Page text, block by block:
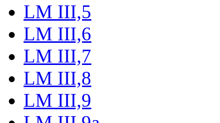
LM III,5
LM III,6
LM III,7
LM III,8
LM III,9